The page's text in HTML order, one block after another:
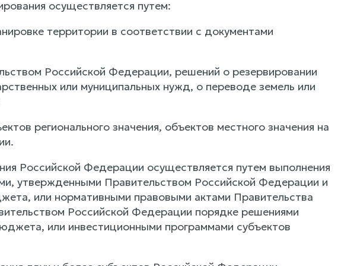
осуществляется путем:
территории в соответствии с документами
Российской Федерации, решений о резервировании
или муниципальных нужд, о переводе земель или
регионального значения, объектов местного значения на
Российской Федерации осуществляется путем выполнения
утвержденными Правительством Российской Федерации и
или нормативными правовыми актами Правительства
Российской Федерации порядке решениями
или инвестиционными программами субъектов